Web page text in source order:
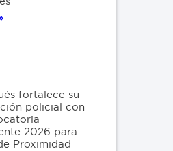
fortalece su
policial con
2026 para
Proximidad